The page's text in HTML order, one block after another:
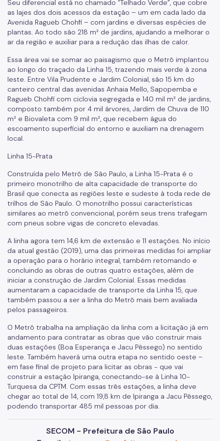
Seu diferencial está no chamado “Telhado Verde”, que cobre
as lajes dos dois acessos da estação – um em cada lado da
Avenida Ragueb Chohfi – com jardins e diversas espécies de
plantas. Ao todo são 218 m² de jardins, ajudando a melhorar o
ar da região e auxiliar para a redução das ilhas de calor.
Essa área vai se somar ao paisagismo que o Metrô implantou
ao longo do traçado da Linha 15, trazendo mais verde à zona
leste. Entre Vila Prudente e Jardim Colonial, são 15 km do
canteiro central das avenidas Anhaia Mello, Sapopemba e
Ragueb Chohfi com ciclovia segregada e 140 mil m² de jardins,
composto também por 4 mil árvores, Jardim de Chuva de 110
m² e Biovaleta com 9 mil m², que recebem água do
escoamento superficial do entorno e auxiliam na drenagem
local.
Linha 15-Prata
Construída pelo Metrô de São Paulo, a Linha 15-Prata é o
primeiro monotrilho de alta capacidade de transporte do
Brasil que conecta as regiões leste e sudeste à toda rede de
trilhos de São Paulo. O monotrilho possui características
similares ao metrô convencional, porém seus trens trafegam
com pneus sobre vigas de concreto elevadas.
A linha agora tem 14,6 km de extensão e 11 estações. No início
da atual gestão (2019), uma das primeiras medidas foi ampliar
a operação para o horário integral, também retomando e
concluindo as obras de outras quatro estações, além de
iniciar a construção de Jardim Colonial. Essas medidas
aumentaram a capacidade de transporte da Linha 15, que
também passou a ser a linha do Metrô mais bem avaliada
pelos passageiros.
O Metrô trabalha na ampliação da linha com a licitação já em
andamento para contratar as obras que vão construir mais
duas estações (Boa Esperança e Jacu Pêssego) no sentido
leste. Também haverá uma outra etapa no sentido oeste –
em fase final de projeto para licitar as obras - que vai
construir a estação Ipiranga, conectando-se à Linha 10-
Turquesa da CPTM. Com essas três estações, a linha deve
chegar ao total de 14, com 19,8 km de Ipiranga a Jacu Pêssego,
podendo transportar 485 mil pessoas por dia.
SECOM - Prefeitura de São Paulo